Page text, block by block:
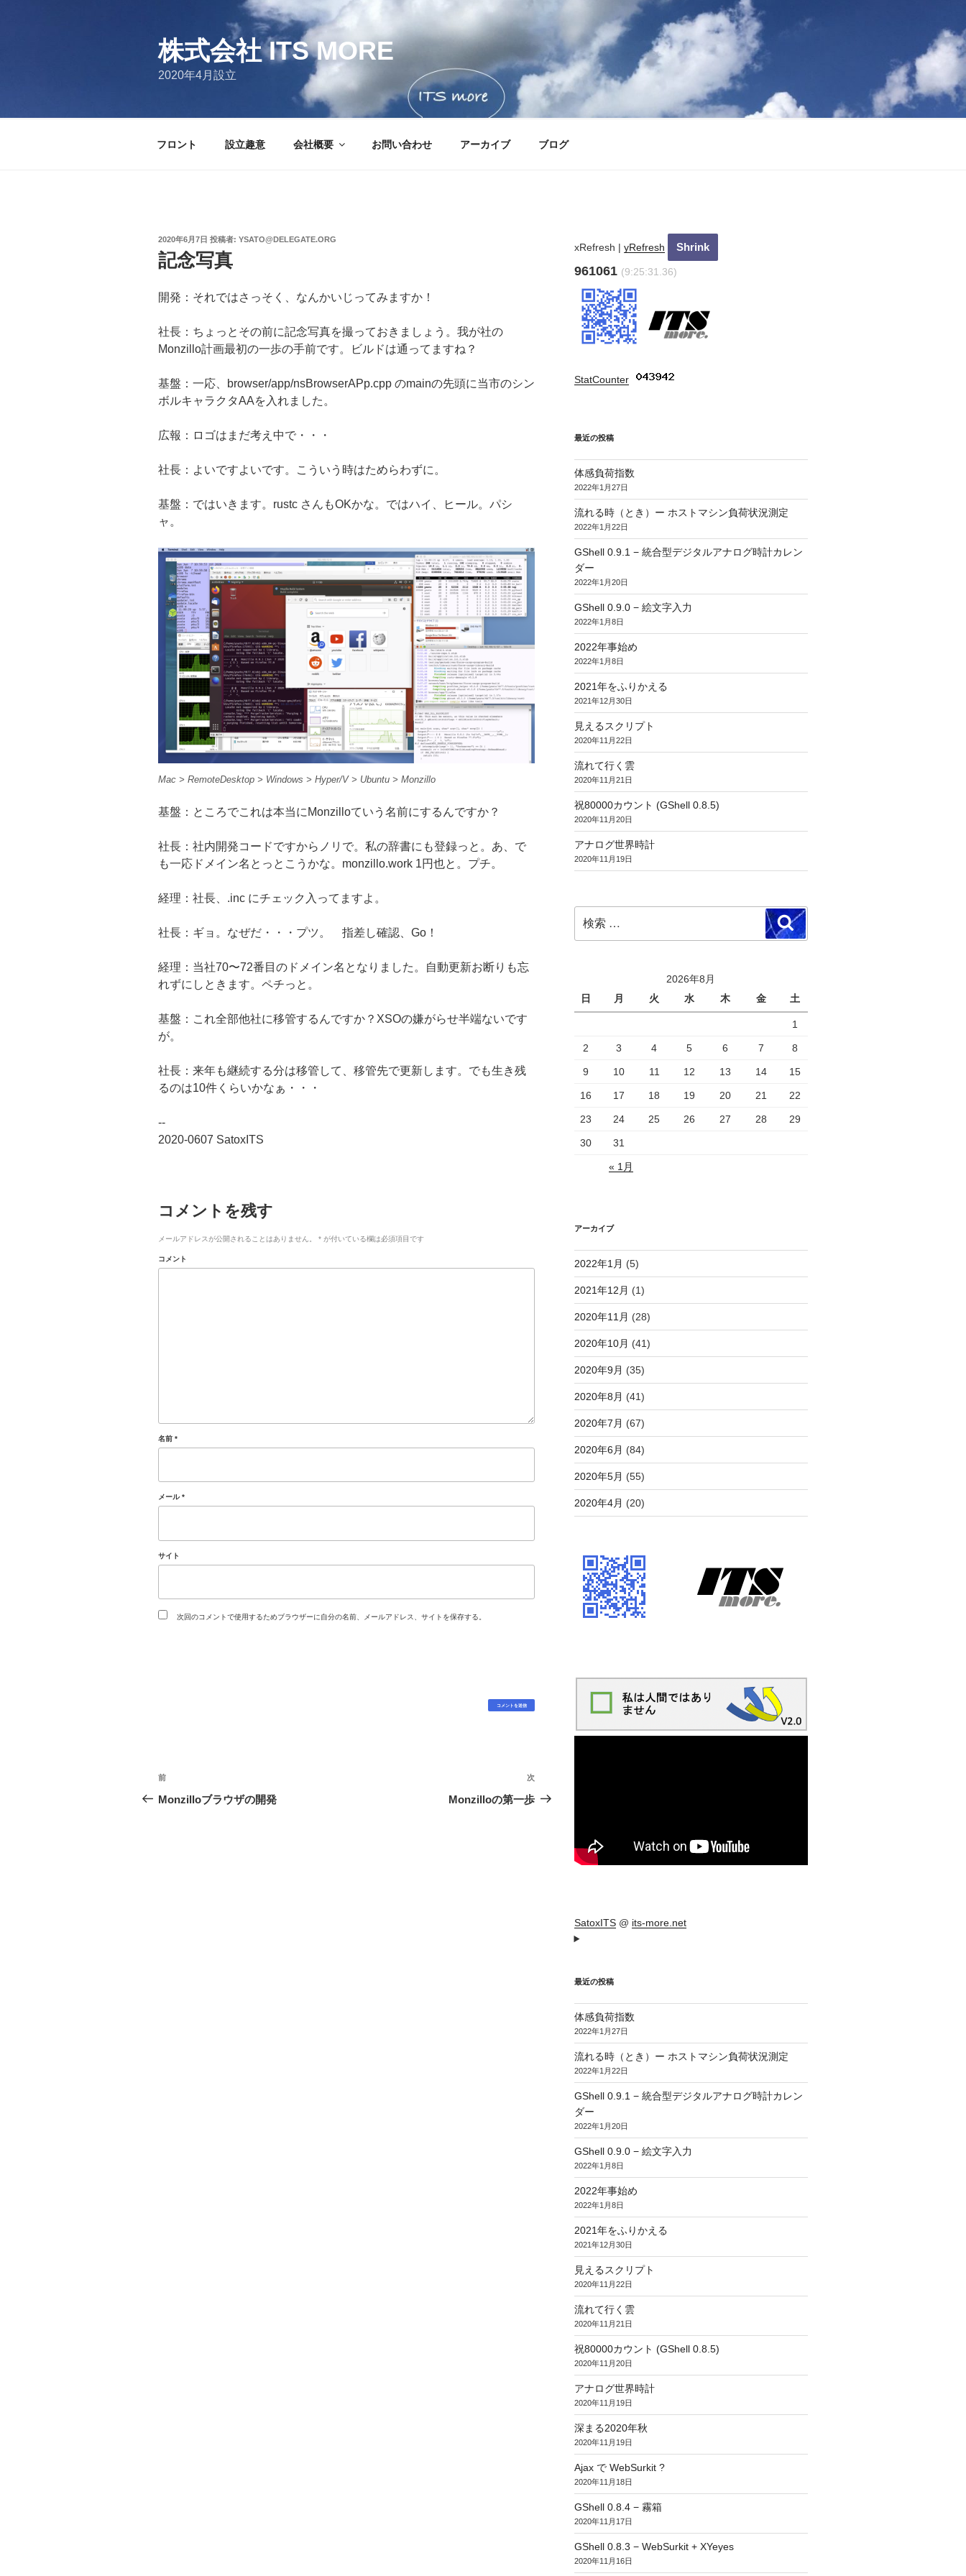
株式会社 ITS MORE
2020年4月設立
フロント 設立趣意 会社概要 お問い合わせ アーカイブ ブログ
投
稿
日:
2020年6月7日 投稿者: YSATO@DELEGATE.ORG
記念写真
開発：それではさっそく、なんかいじってみますか！
社長：ちょっとその前に記念写真を撮っておきましょう。我が社の
Monzillo計画最初の一歩の手前です。ビルドは通ってますね？
基盤：一応、browser/app/nsBrowserAPp.cpp のmainの先頭に当市のシン
ボルキャラクタAAを入れました。
広報：ロゴはまだ考え中で・・・
社長：よいですよいです。こういう時はためらわずに。
基盤：ではいきます。rustc さんもOKかな。ではハイ、ヒール。パシ
ャ。
Mac > RemoteDesktop > Windows > Hyper/V > Ubuntu > Monzillo
基盤：ところでこれは本当にMonzilloていう名前にするんですか？
社長：社内開発コードですからノリで。私の辞書にも登録っと。あ、で
も一応ドメイン名とっとこうかな。monzillo.work 1円也と。プチ。
経理：社長、.inc にチェック入ってますよ。
社長：ギョ。なぜだ・・・プツ。 指差し確認、Go！
経理：当社70〜72番目のドメイン名となりました。自動更新お断りも忘
れずにしときます。ペチっと。
基盤：これ全部他社に移管するんですか？XSOの嫌がらせ半端ないです
が。
社長：来年も継続する分は移管して、移管先で更新します。でも生き残
るのは10件くらいかなぁ・・・
--
2020-0607 SatoxITS
コメントを残す
メールアドレスが公開されることはありません。 * が付いている欄は必須項目です
コメント
名前 *
メール*
サイト
次回のコメントで使用するためブラウザーに自分の名前、メールアドレス、サイトを保存する。
投
稿
過
去
前
Monzilloブラウザの開発
次
の
次
Monzilloの第一歩
xRefresh | yRefresh
961061 (9:25:32.36)
StatCounter:
最近の投稿
体感負荷指数
2022年1月27日
流れる時（とき）ー ホストマシン負荷状況測定
2022年1月22日
GShell 0.9.1 − 統合型デジタルアナログ時計カレン
ダー
2022年1月20日
GShell 0.9.0 − 絵文字入力
2022年1月8日
2022年事始め
2022年1月8日
2021年をふりかえる
2021年12月30日
見えるスクリプト
2020年11月22日
流れて行く雲
2020年11月21日
祝80000カウント (GShell 0.8.5)
2020年11月20日
アナログ世界時計
2020年11月19日
索:
検
索
2026年8月
日
月 火 水 木 金 土
1
2 3 4 5 6 7 8
9 10 11 12 13 14 15
16 17 18 19 20 21 22
23 24 25 26 27 28 29
30 31
« 1月
アーカイブ
2022年1月 (5)
2021年12月 (1)
2020年11月 (28)
2020年10月 (41)
2020年9月 (35)
2020年8月 (41)
2020年7月 (67)
2020年6月 (84)
2020年5月 (55)
2020年4月 (20)
SatoxITS@ its-more.net
最近の投稿
体感負荷指数
2022年1月27日
流れる時（とき）ー ホストマシン負荷状況測定
2022年1月22日
GShell 0.9.1 − 統合型デジタルアナログ時計カレン
ダー
2022年1月20日
GShell 0.9.0 − 絵文字入力
2022年1月8日
2022年事始め
2022年1月8日
2021年をふりかえる
2021年12月30日
見えるスクリプト
2020年11月22日
流れて行く雲
2020年11月21日
祝80000カウント (GShell 0.8.5)
2020年11月20日
アナログ世界時計
2020年11月19日
深まる2020年秋
2020年11月19日
Ajax で WebSurkit ?
2020年11月18日
GShell 0.8.4 − 霧箱
2020年11月17日
GShell 0.8.3 − WebSurkit + XYeyes
2020年11月16日